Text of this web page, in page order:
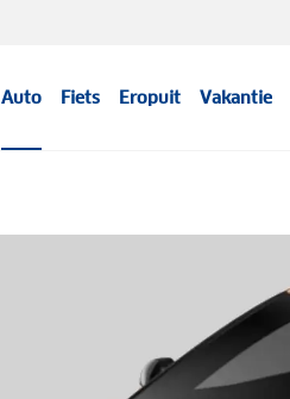
Auto Fiets Eropuit Vakantie